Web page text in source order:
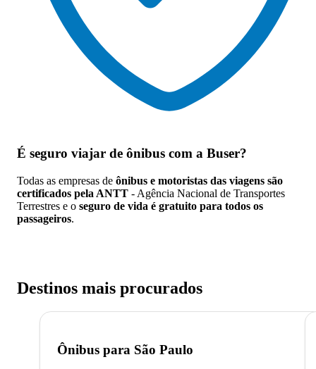
É seguro viajar de ônibus com a Buser?
Todas as empresas de ônibus e motoristas das viagens são
certificados pela ANTT - Agência Nacional de Transportes
Terrestres e o seguro de vida é gratuito para todos os
passageiros.
Destinos mais procurados
Ônibus para São Paulo